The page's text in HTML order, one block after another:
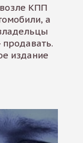
КПП
а
продавать.
издание